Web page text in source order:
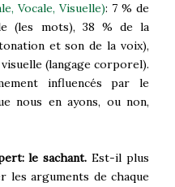
Vocale, Visuelle): 7 % de
(les mots), 38 % de la
et son de la voix),
(langage corporel).
influencés par le
nous en ayons, ou non,
le sachant. Est-il plus
les arguments de chaque